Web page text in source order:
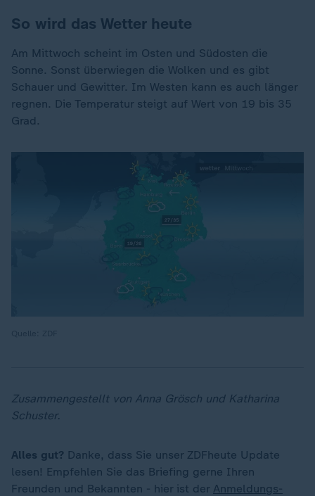
So wird das Wetter heute
Am Mittwoch scheint im Osten und Südosten die
Sonne. Sonst überwiegen die Wolken und es gibt
Schauer und Gewitter. Im Westen kann es auch länger
regnen. Die Temperatur steigt auf Wert von 19 bis 35
Grad.
Zusammengestellt von Anna Grösch und Katharina
Schuster.
Alles gut? Danke, dass Sie unser ZDFheute Update
lesen! Empfehlen Sie das Briefing gerne Ihren
Freunden und Bekannten - hier ist der Anmeldungs-